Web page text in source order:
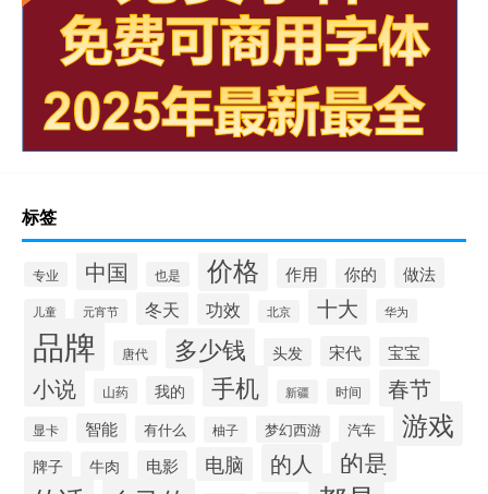
标签
专业 中国 也是 价格 作用 你的 做法
儿童 元宵节 冬天 功效 北京 十大 华为
品牌 唐代 多少钱 头发 宋代 宝宝
小说 山药 我的 手机 新疆 时间 春节
显卡 智能 有什么 柚子 梦幻西游 汽车 游戏
牌子 牛肉 电影 电脑 的人 的是